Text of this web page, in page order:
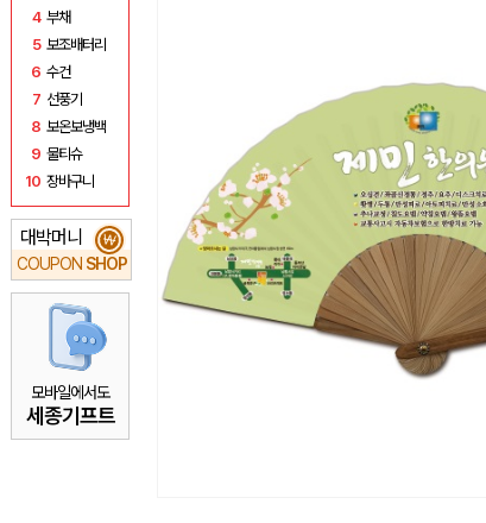
4 부채
5 보조배터리
6 수건
7 선풍기
8 보온보냉백
9 물티슈
10 장바구니
대박머니
COUPON SHOP
₩
모바일에서도
세종기프트